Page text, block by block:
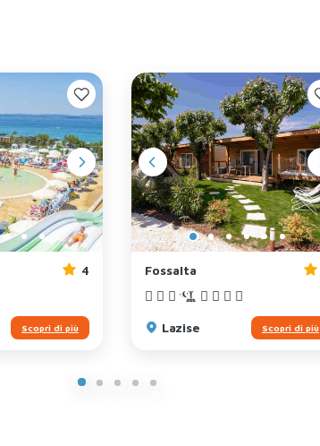
4
Scopri di più
Fossalta
Lazise Scopri di più